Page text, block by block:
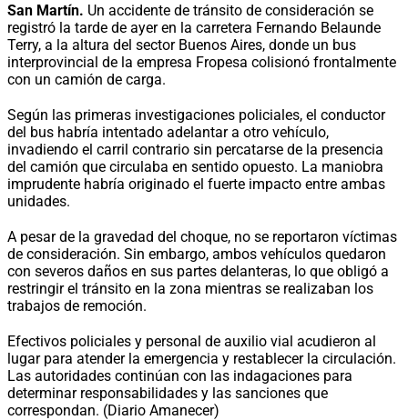
San Martín. Un accidente de tránsito de consideración se
registró la tarde de ayer en la carretera Fernando Belaunde
Terry, a la altura del sector Buenos Aires, donde un bus
interprovincial de la empresa Fropesa colisionó frontalmente
con un camión de carga.
Según las primeras investigaciones policiales, el conductor
del bus habría intentado adelantar a otro vehículo,
invadiendo el carril contrario sin percatarse de la presencia
del camión que circulaba en sentido opuesto. La maniobra
imprudente habría originado el fuerte impacto entre ambas
unidades.
A pesar de la gravedad del choque, no se reportaron víctimas
de consideración. Sin embargo, ambos vehículos quedaron
con severos daños en sus partes delanteras, lo que obligó a
restringir el tránsito en la zona mientras se realizaban los
trabajos de remoción.
Efectivos policiales y personal de auxilio vial acudieron al
lugar para atender la emergencia y restablecer la circulación.
Las autoridades continúan con las indagaciones para
determinar responsabilidades y las sanciones que
correspondan. (Diario Amanecer)